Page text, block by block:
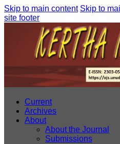
Skip to main content Skip to
site footer
Current
Archives
About
About the Journal
Submissions